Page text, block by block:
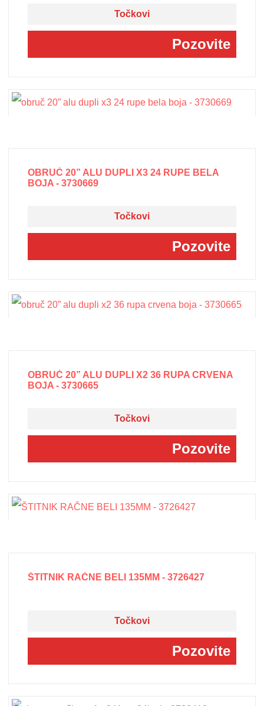
Točkovi
Pozovite
OBRUČ 20” ALU DUPLI X3 24 RUPE BELA
BOJA - 3730669
Točkovi
Pozovite
OBRUČ 20” ALU DUPLI X2 36 RUPA CRVENA
BOJA - 3730665
Točkovi
Pozovite
ŠTITNIK RAČNE BELI 135MM - 3726427
Točkovi
Pozovite